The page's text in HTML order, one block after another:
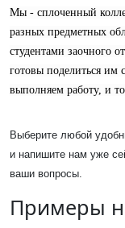
Мы - сплоченный
разных предметных
студентами заочного
готовы поделиться им
выполняем работу, и
Выберите любой
и напишите нам уже
ваши вопросы.
Примеры